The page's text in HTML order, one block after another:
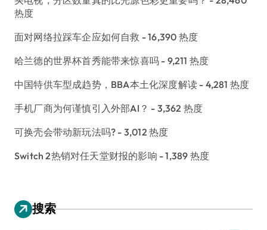
热度
面对网络拉踩车企应如何自救 - 16,390 热度
哈兰德的世界杯首秀能带来惊喜吗 - 9,211 热度
中国特供车型成趋势，BBA本土化深度解读 - 4,281 热度
手机厂商为何谨慎引入外部AI？ - 3,362 热度
可换壳会带动新玩法吗? - 3,012 热度
Switch 2热销对任天堂财报的影响 - 1,389 热度
搜索